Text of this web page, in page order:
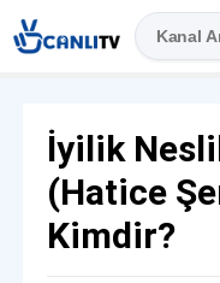
İyilik
(Hatice
Kimdir?